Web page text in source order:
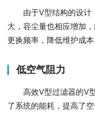
由于V型结构的设
大，容尘量也相应增加
更换频率，降低维护成本
低空气阻力
高效V型过滤器的V
了系统的能耗，提高了